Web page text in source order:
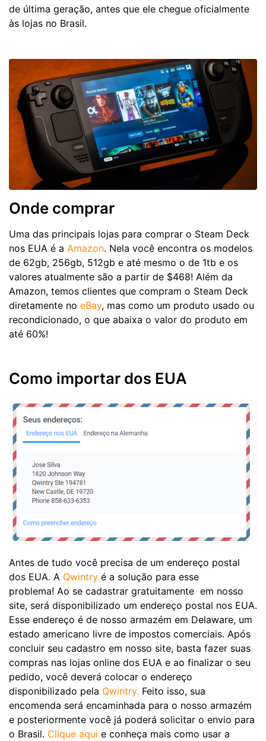
de última geração, antes que ele chegue oficialmente
às lojas no Brasil.
Onde comprar
Uma das principais lojas para comprar o Steam Deck
nos EUA é a Amazon. Nela você encontra os modelos
de 62gb, 256gb, 512gb e até mesmo o de 1tb e os
valores atualmente são a partir de $468! Além da
Amazon, temos clientes que compram o Steam Deck
diretamente no eBay, mas como um produto usado ou
recondicionado, o que abaixa o valor do produto em
até 60%!
Como importar dos EUA
Antes de tudo você precisa de um endereço postal
dos EUA. A Qwintry é a solução para esse
problema! Ao se cadastrar gratuitamente em nosso
site, será disponibilizado um endereço postal nos EUA.
Esse endereço é de nosso armazém em Delaware, um
estado americano livre de impostos comerciais. Após
concluir seu cadastro em nosso site, basta fazer suas
compras nas lojas online dos EUA e ao finalizar o seu
pedido, você deverá colocar o endereço
disponibilizado pela Qwintry. Feito isso, sua
encomenda será encaminhada para o nosso armazém
e posteriormente você já poderá solicitar o envio para
o Brasil. Clique aqui e conheça mais como usar a